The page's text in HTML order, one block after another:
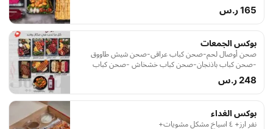
165 ر.س
بوكس الجمعات
صحن أوصال لحم-صحن كباب عراقى-صحن شيش طاووق
-صحن كباب باذنجان-صحن كباب خشخاش -صحن كباب
دجاج -مشكل مقبلات كبير -صحن بطاطا حاره-لتر عصير رمان
248 ر.س
بوكس الغداء
نفر ارز+ ٤ اسياخ مشكل مشويات+